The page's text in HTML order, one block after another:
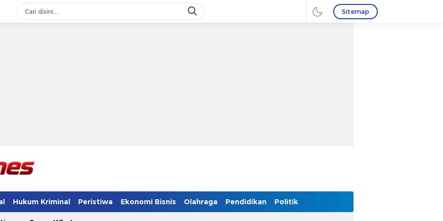
Sitemap
Hukum Kriminal Peristiwa Ekonomi Bisnis Olahraga Pendidikan Politik